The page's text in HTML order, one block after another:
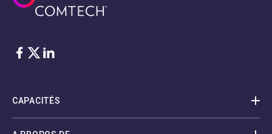
Facebook
Twitter
LinkedIn
CAPACITÉS